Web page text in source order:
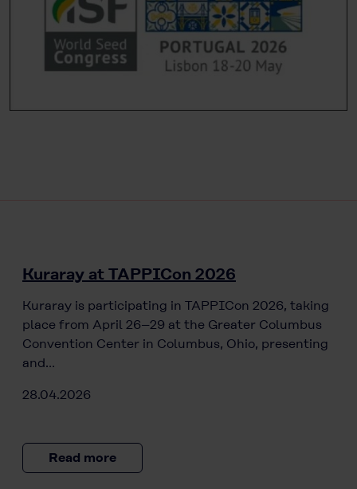
Kuraray at TAPPICon 2026
Kuraray is participating in TAPPICon 2026, taking
place from April 26–29 at the Greater Columbus
Convention Center in Columbus, Ohio, presenting
and…
28.04.2026
Read more